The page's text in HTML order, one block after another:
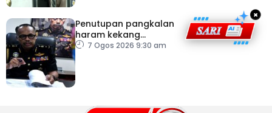
Penutupan pangkalan
haram kekang
penyeludupan di
7 Ogos 2026 9:30 am
×